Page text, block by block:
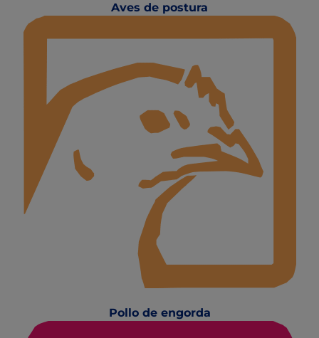
Aves de postura
Pollo de engorda